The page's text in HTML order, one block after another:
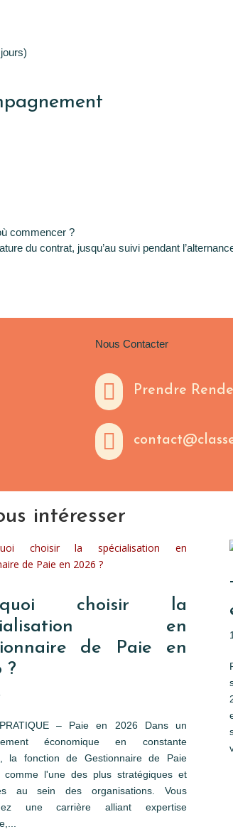
commencer ?
du contrat, jusqu’au suivi pendant
Nous Contacter
 Prendre

intéresser
choisir la
en
de Paie en
?
– Paie en 2026 Dans un
économique en constante
la fonction de Gestionnaire de Paie
comme l'une des plus stratégiques et
au sein des organisations. Vous
une carrière alliant expertise